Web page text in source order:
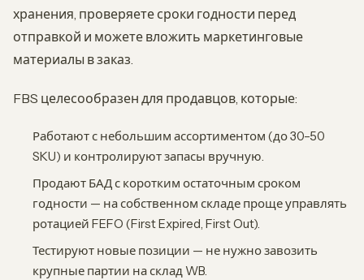
хранения, проверяете сроки годности перед
отправкой и можете вложить маркетинговые
материалы в заказ.
FBS целесообразен для продавцов, которые:
Работают с небольшим ассортиментом (до 30–50
SKU) и контролируют запасы вручную.
Продают БАД с коротким остаточным сроком
годности — на собственном складе проще управлять
ротацией FEFO (First Expired, First Out).
Тестируют новые позиции — не нужно завозить
крупные партии на склад WB.